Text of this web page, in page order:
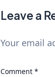
Leave a
Your email
Comment *